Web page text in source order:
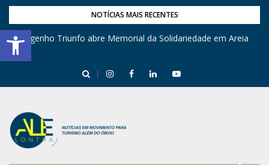
Barra de Ferramentas Aberta
NOTÍCIAS MAIS RECENTES
Engenho Triunfo abre Memorial da Solidariedade em Areia